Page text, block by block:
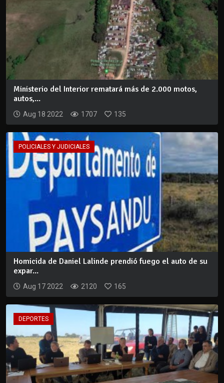
Ministerio del Interior rematará más de 2.000 motos,
autos,...
Aug 18 2022 1707 135
POLICIALES Y JUDICIALES
Homicida de Daniel Lalinde prendió fuego el auto de su
expar...
Aug 17 2022 2120 165
DEPORTES